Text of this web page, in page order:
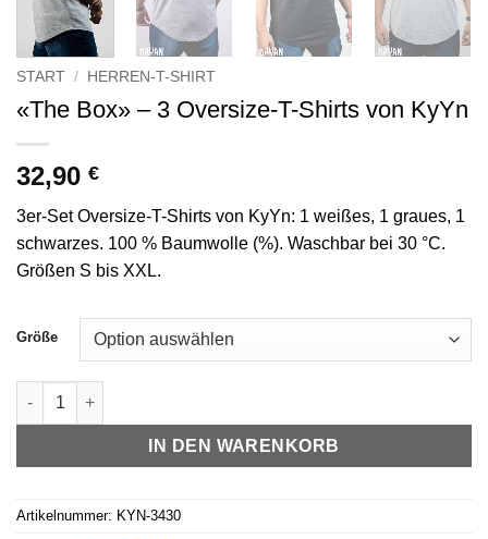
START / HERREN-T-SHIRT
«The Box» – 3 Oversize-T-Shirts von KyYn
32,90 €
3er-Set Oversize-T-Shirts von KyYn: 1 weißes, 1 graues, 1
schwarzes. 100 % Baumwolle (%). Waschbar bei 30 °C.
Größen S bis XXL.
Größe
"The box" 3 tee shirts oversize KyYn Menge
IN DEN WARENKORB
Artikelnummer: KYN-3430